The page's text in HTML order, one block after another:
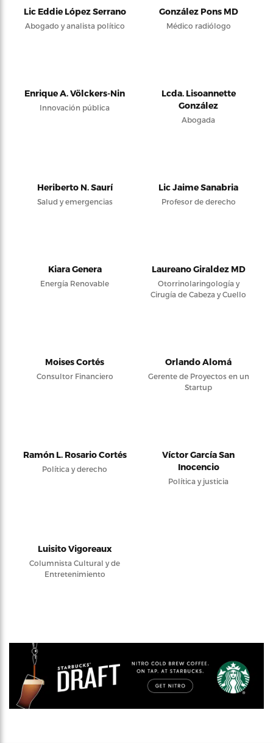
Lic Eddie López Serrano
Abogado y analista político
González Pons MD
Médico radiólogo
Enrique A. Völckers-Nin
Innovación pública
Lcda. Lisoannette
González
Abogada
Heriberto N. Saurí
Salud y emergencias
Lic Jaime Sanabria
Profesor de derecho
Kiara Genera
Energía Renovable
Laureano Giraldez MD
Otorrinolaringología y
Cirugía de Cabeza y Cuello
Moises Cortés
Consultor Financiero
Orlando Alomá
Gerente de Proyectos en un
Startup
Ramón L. Rosario Cortés
Política y derecho
Víctor García San
Inocencio
Política y justicia
Luisito Vigoreaux
Columnista Cultural y de
Entretenimiento